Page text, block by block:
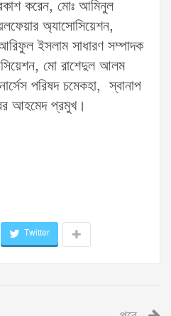
করেন, মোঃ আমিনুল
অ্যাসোসিয়েশন,
ইসলাম সাধারণ সম্পাদক
মো রাশেদুল আলম
পরিষদ চমেকহা, স্বানাপ
আহমেদ প্রমুখ।
Twitter